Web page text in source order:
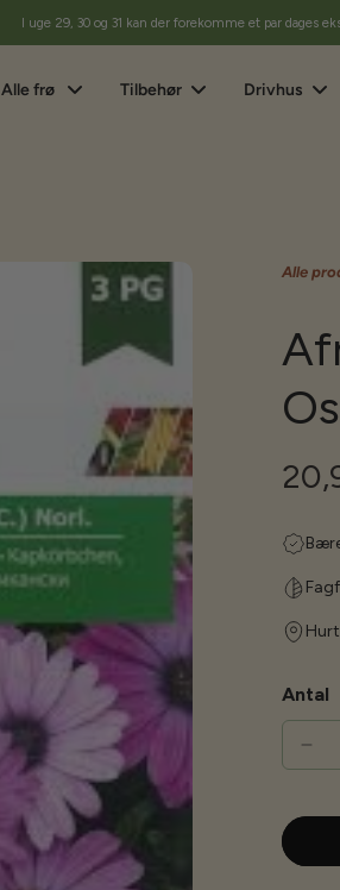
I uge 29, 30 og 31 kan der forekomme et par dages
Alle frø Tilbehør Drivhus
Alle
Antal